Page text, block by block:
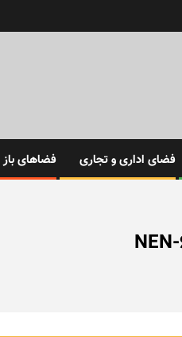
فضای اداری و تجاری فضاهای باز